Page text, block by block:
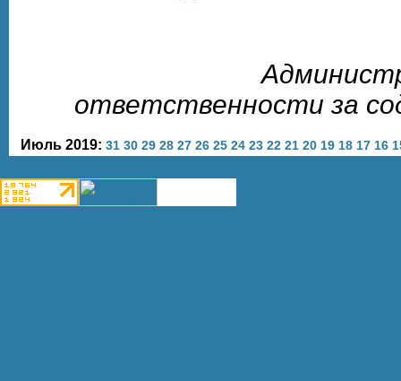
ответственности за
Июль 2019: 31 30 29 28 27 26 25 24 23 22 21 20 19 18 17 16